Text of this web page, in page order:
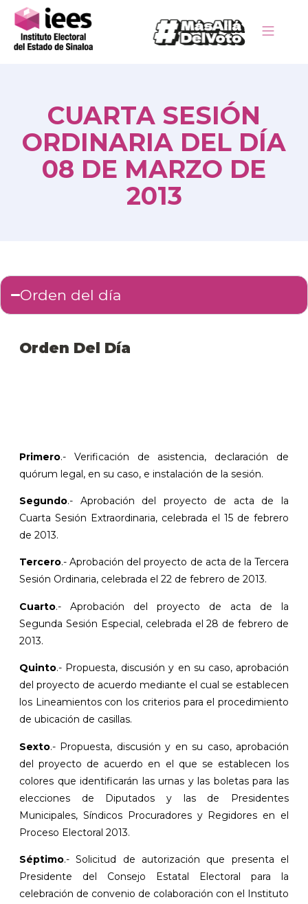
CUARTA SESIÓN
ORDINARIA DEL DÍA
08 DE MARZO DE
2013
Orden del día
Orden Del Día
Primero.- Verificación de asistencia, declaración de
quórum legal, en su caso, e instalación de la sesión.
Segundo.- Aprobación del proyecto de acta de la
Cuarta Sesión Extraordinaria, celebrada el 15 de febrero
de 2013.
Tercero.- Aprobación del proyecto de acta de la Tercera
Sesión Ordinaria, celebrada el 22 de febrero de 2013.
Cuarto.- Aprobación del proyecto de acta de la
Segunda Sesión Especial, celebrada el 28 de febrero de
2013.
Quinto.- Propuesta, discusión y en su caso, aprobación
del proyecto de acuerdo mediante el cual se establecen
los Lineamientos con los criterios para el procedimiento
de ubicación de casillas.
Sexto.- Propuesta, discusión y en su caso, aprobación
del proyecto de acuerdo en el que se establecen los
colores que identificarán las urnas y las boletas para las
elecciones de Diputados y las de Presidentes
Municipales, Síndicos Procuradores y Regidores en el
Proceso Electoral 2013.
Séptimo.- Solicitud de autorización que presenta el
Presidente del Consejo Estatal Electoral para la
celebración de convenio de colaboración con el Instituto